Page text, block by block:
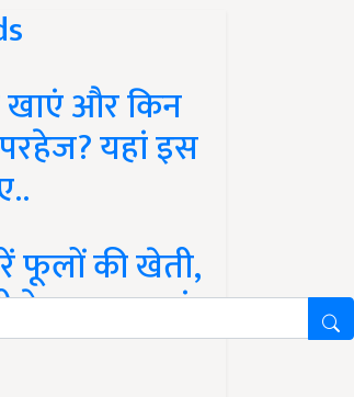
खाएं और किन
यहां इस
फूलों की खेती,
के साथ कमाएं